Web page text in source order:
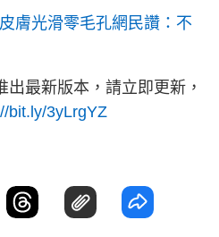
膚光滑零毛孔網民讚：不
出最新版本，請立即更新，
bit.ly/3yLrgYZ